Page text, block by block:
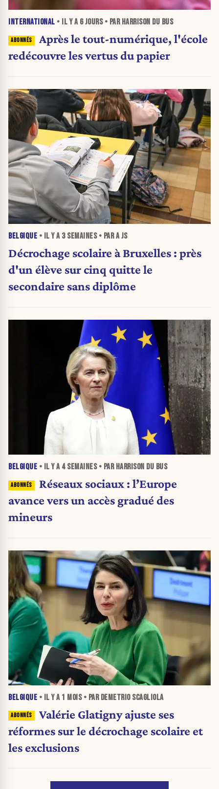
INTERNATIONAL • IL Y A 6 JOURS• PAR HARRISON DU BUS
Après le tout-numérique, l'école
redécouvre les vertus du papier
BELGIQUE • IL Y A 3 SEMAINES• PAR A JS
Décrochage scolaire à Bruxelles : près
d'un élève sur cinq quitte le
secondaire sans diplôme
BELGIQUE • IL Y A 4 SEMAINES• PAR HARRISON DU BUS
Réseaux sociaux : l’Europe
avance vers un accès gradué des
mineurs
BELGIQUE • IL Y A 1 MOIS• PAR DEMETRIO SCAGLIOLA
Valérie Glatigny ajuste ses
réformes sur le décrochage scolaire et
les exclusions